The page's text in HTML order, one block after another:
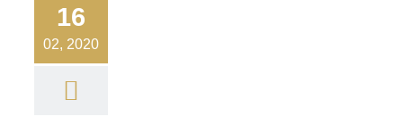
16
02, 2020